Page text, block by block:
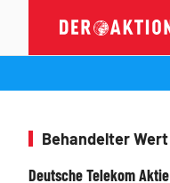
Behandelter Wert
Deutsche Telekom Aktie